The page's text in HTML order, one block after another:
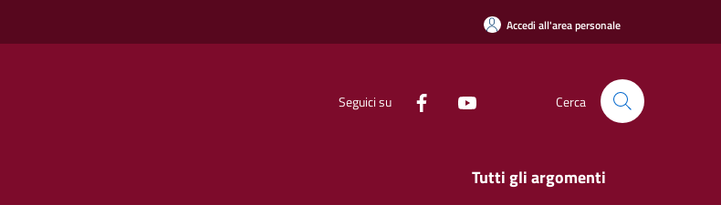
Accedi all'area personale
Seguici su Cerca
Tutti gli argomenti